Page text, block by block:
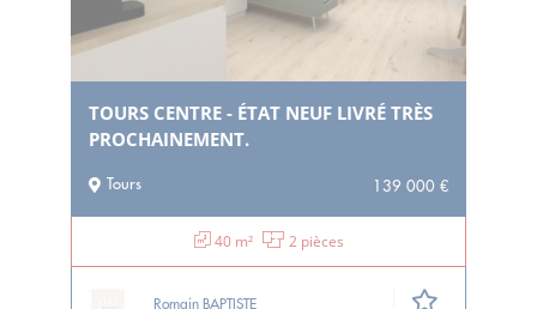
TOURS CENTRE - ÉTAT NEUF LIVRÉ TRÈS
PROCHAINEMENT.
Tours 139 000 €
40 m² 2 pièces
Romain BAPTISTE